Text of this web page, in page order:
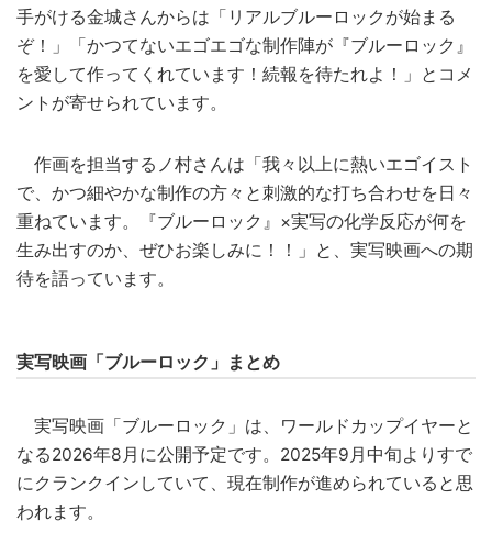
手がける金城さんからは「リアルブルーロックが始まる
ぞ！」「かつてないエゴエゴな制作陣が『ブルーロック』
を愛して作ってくれています！続報を待たれよ！」とコメ
ントが寄せられています。
作画を担当するノ村さんは「我々以上に熱いエゴイスト
で、かつ細やかな制作の方々と刺激的な打ち合わせを日々
重ねています。『ブルーロック』×実写の化学反応が何を
生み出すのか、ぜひお楽しみに！！」と、実写映画への期
待を語っています。
実写映画「ブルーロック」まとめ
実写映画「ブルーロック」は、ワールドカップイヤーと
なる2026年8月に公開予定です。2025年9月中旬よりすで
にクランクインしていて、現在制作が進められていると思
われます。